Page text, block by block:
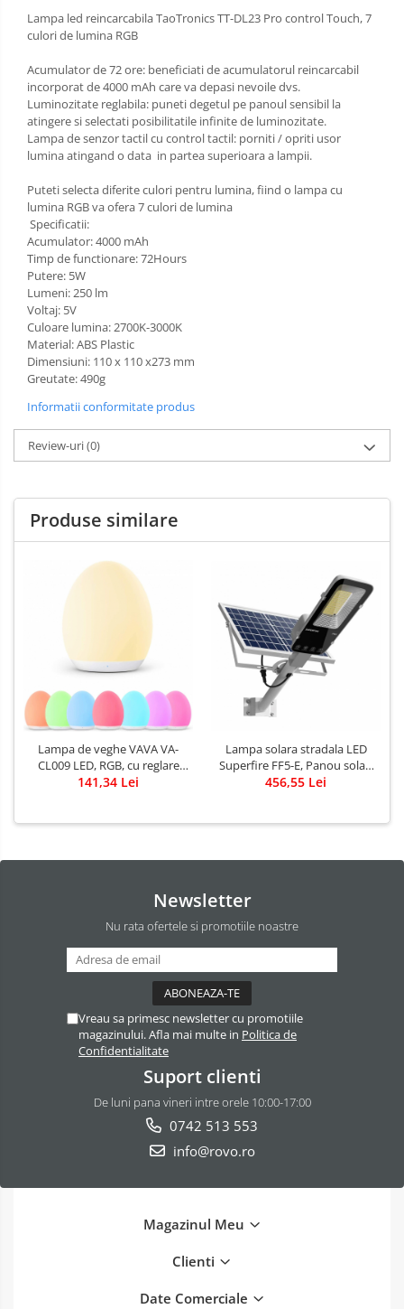
Lampa led reincarcabila TaoTronics TT-DL23 Pro control Touch, 7
culori de lumina RGB
Acumulator de 72 ore: beneficiati de acumulatorul reincarcabil
incorporat de 4000 mAh care va depasi nevoile dvs.
Luminozitate reglabila: puneti degetul pe panoul sensibil la
atingere si selectati posibilitatile infinite de luminozitate.
Lampa de senzor tactil cu control tactil: porniti / opriti usor
lumina atingand o data in partea superioara a lampii.
Puteti selecta diferite culori pentru lumina, fiind o lampa cu
lumina RGB va ofera 7 culori de lumina
Specificatii:
Acumulator: 4000 mAh
Timp de functionare: 72Hours
Putere: 5W
Lumeni: 250 lm
Voltaj: 5V
Culoare lumina: 2700K-3000K
Material: ABS Plastic
Dimensiuni: 110 x 110 x273 mm
Greutate: 490g
Informatii conformitate produs
Review-uri(0)
Produse similare
Lampa de veghe VAVA VA-
CL009 LED, RGB, cu reglare
touch a Intensitatii, lumina
141,34 Lei
Lampa solara stradala LED
Superfire FF5-E, Panou solar,
Telecomanda, 897W, 2000lm,
456,55 Lei
Newsletter
Nu rata ofertele si promotiile noastre
Vreau sa primesc newsletter cu promotiile
magazinului. Afla mai multe in Politica de
Confidentialitate
Suport clienti
De luni pana vineri intre orele 10:00-17:00
0742 513 553
info@rovo.ro
Magazinul Meu
Clienti
Date Comerciale